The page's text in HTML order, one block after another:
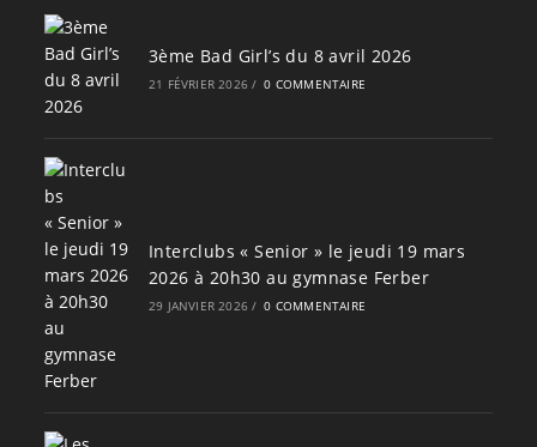
3ème Bad Girl’s du 8 avril 2026
21 FÉVRIER 2026 / 0 COMMENTAIRE
Interclubs « Senior » le jeudi 19 mars
2026 à 20h30 au gymnase Ferber
29 JANVIER 2026 / 0 COMMENTAIRE